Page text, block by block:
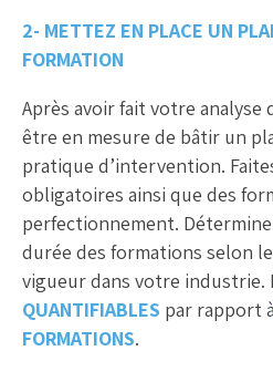
2- METTEZ EN PLACE UN
FORMATION
Après avoir fait votre analyse
être en mesure de bâtir un
pratique d’intervention.
obligatoires ainsi que des
perfectionnement.
durée des formations selon
vigueur dans votre industrie.
QUANTIFIABLES par rapport à
FORMATIONS.